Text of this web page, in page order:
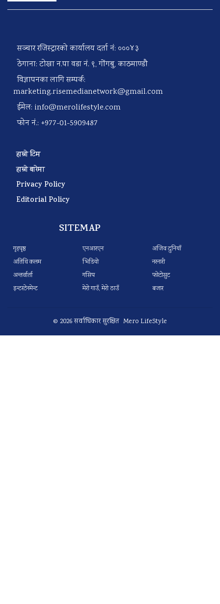
सञ्चार रजिस्ट्रारको कार्यालय दर्ता नं: ०००४३
ठेगाना: टोखा न.पा वडा नं. ९, गोंगबु, काठमाण्डौ
विज्ञापनका लागि सम्पर्क:
marketing.risemedianetwork@gmail.com
ईमेल: info@merolifestyle.com
फोन नं.: +977-01-5909487
हाम्रो टिम
हाम्रो बारेमा
Privacy Policy
Editorial Policy
SITEMAP
गृहपृष्ठ
अतिथि कलम
अन्तर्वार्ता
इन्टरटेनमेन्ट
एनआरएन
भिडियो
गसिप
मेरो गाउँ, मेरो ठाउँ
अजिव दुनियाँ
नरनारी
फोटोसुट
बजार
© 2026 सर्वाधिकार सुरक्षित Mero LifeStyle